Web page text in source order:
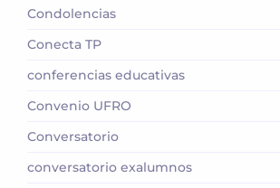
Condolencias
Conecta TP
conferencias educativas
Convenio UFRO
Conversatorio
conversatorio exalumnos